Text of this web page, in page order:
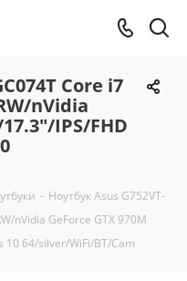
Core i7
nVidia
IPS/FHD
- Ноутбук Asus G752VT-
nVidia GeForce GTX 970M
10 64/silver/WiFi/BT/Cam